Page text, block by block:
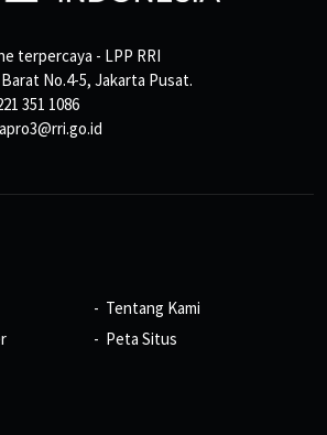
terpercaya - LPP RRI
No.4-5, Jakarta Pusat.
351 1086
Tentang Kami
Peta Situs